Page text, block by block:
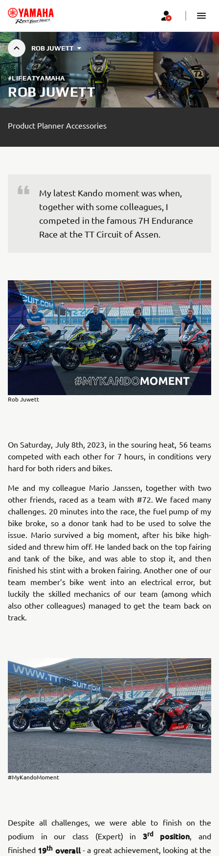
ROB JUWETT
#LIFEATYAMAHA
ROB JUWETT
Product Planner Accessories
My latest Kando moment was when,
together with some colleagues, I
competed in the famous 7H Endurance
Race at the TT Circuit of Assen.
Rob Juwett
On Saturday, July 8th, 2023, in the souring heat, 56 teams
competed with each other for 7 hours, in conditions very
hard for both riders and bikes.
Me and my colleague Mario Janssen, together with two
other friends, raced as a team with #72. We faced many
challenges. 20 minutes into the race, the fuel pump of my
bike broke, so a donor tank had to be used to solve the
issue. Mario survived a big moment, after his bike high-
sided and threw him off. He landed back on the top fairing
and tank of the bike, and was able to stop it, and then
finished his stint with a broken fairing. Another one of our
team member’s bike went into an electrical error, but
luckily the skilled mechanics of our team (among which
also other colleagues) managed to get the team back on
track.
#MyKandoMoment
Despite all challenges, we were able to finish on the
podium in our class (Expert) in 3rdposition, and
finished 19th overall- a great achievement, looking at the